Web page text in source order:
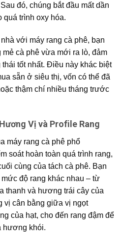
đó, chúng bắt đầu mất dần
trình oxy hóa.
với máy rang cà phê, bạn
cà phê vừa mới ra lò, đảm
tốt nhất. Điều này khác biệt
sẵn ở siêu thị, vốn có thể đã
thậm chí nhiều tháng trước
Vị và Profile Rang
máy rang cà phê phổ
soát hoàn toàn quá trình rang,
cùng của tách cà phê. Bạn
độ rang khác nhau – từ
thanh và hương trái cây của
vị cân bằng giữa vị ngọt
của hạt, cho đến rang đậm để
hương khói.